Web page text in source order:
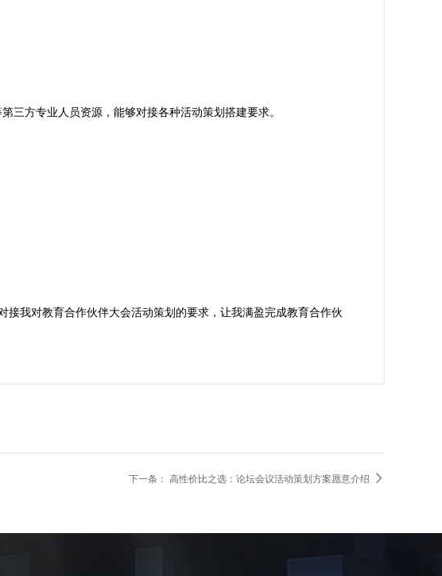
三方专业人员资源，能够对接各种活动策划搭建要求。
我对教育合作伙伴大会活动策划的要求，让我满盈完成教育合作伙
下一条： 高性价比之选：论坛会议活动策划方案愿意介绍 